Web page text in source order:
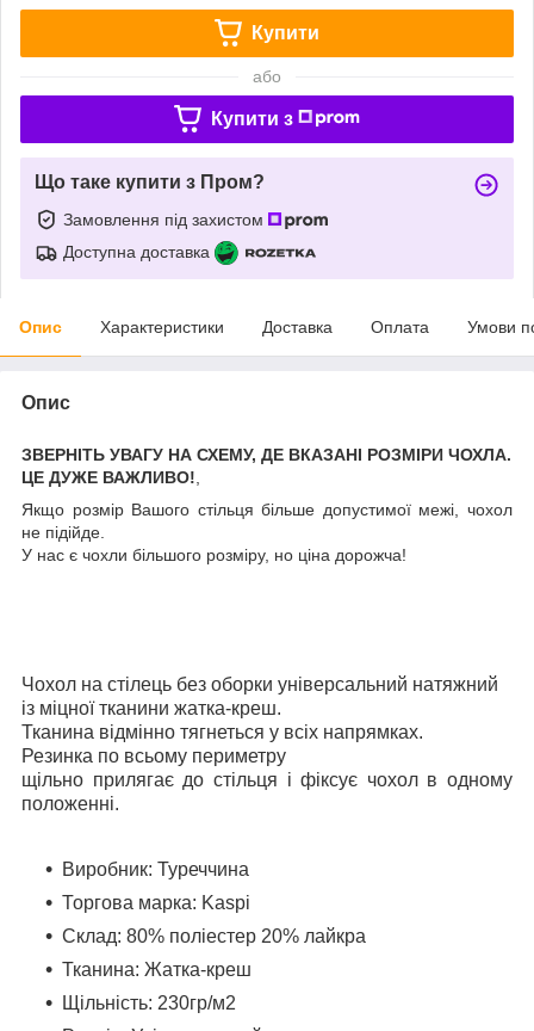
Купити
або
Купити з
Що таке купити з Пром?
Замовлення під захистом
Доступна доставка
Опис Характеристики Доставка Оплата Умови
Опис
ЗВЕРНІТЬ УВАГУ НА СХЕМУ, ДЕ ВКАЗАНІ РОЗМІРИ ЧОХЛА.
ЦЕ ДУЖЕ ВАЖЛИВО!
Якщо розмiр Вашого стiльця бiльше допустимої межі, чохол
не підійде.
У нас є чохли бiльшого розмiру, но цiна дорожча!
Чохол на стілець без оборки універсальний натяжний
із міцної тканини жатка-креш.
Тканина відмінно тягнеться у всіх напрямках.
Резинка по всьому периметру
щільно прилягає до стільця і фіксує чохол в одному
положенні.
Виробник: Туреччина
Торгова марка: Kaspi
Склад: 80% поліестер 20% лайкра
Тканина: Жатка-креш
Щільність: 230гр/м2